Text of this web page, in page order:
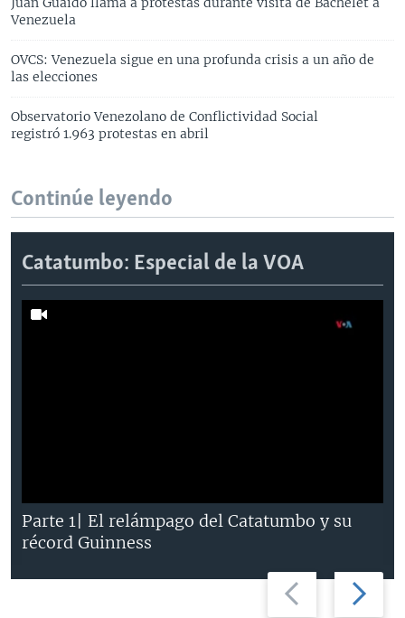
Venezuela
OVCS: Venezuela sigue en una profunda crisis a un año de
las elecciones
Observatorio Venezolano de Conflictividad Social
registró 1.963 protestas en abril
Continúe leyendo
Catatumbo: Especial de la VOA
Previous
slide
Next
slide
Parte 1| El relámpago del Catatumbo y su
récord Guinness